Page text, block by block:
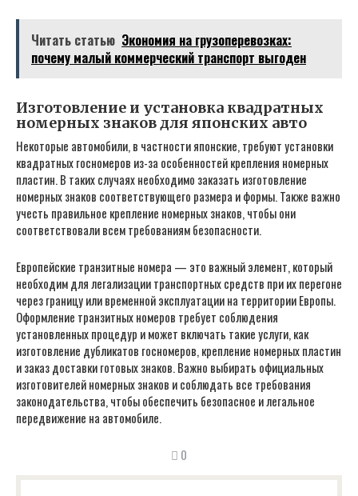
Читать статью Экономия на грузоперевозках:
почему малый коммерческий транспорт выгоден
Изготовление и установка квадратных
номерных знаков для японских авто
Некоторые автомобили, в частности японские, требуют установки
квадратных госномеров из-за особенностей крепления номерных
пластин. В таких случаях необходимо заказать изготовление
номерных знаков соответствующего размера и формы. Также важно
учесть правильное крепление номерных знаков, чтобы они
соответствовали всем требованиям безопасности.
Европейские транзитные номера — это важный элемент, который
необходим для легализации транспортных средств при их перегоне
через границу или временной эксплуатации на территории Европы.
Оформление транзитных номеров требует соблюдения
установленных процедур и может включать такие услуги, как
изготовление дубликатов госномеров, крепление номерных пластин
и заказ доставки готовых знаков. Важно выбирать официальных
изготовителей номерных знаков и соблюдать все требования
законодательства, чтобы обеспечить безопасное и легальное
передвижение на автомобиле.
0